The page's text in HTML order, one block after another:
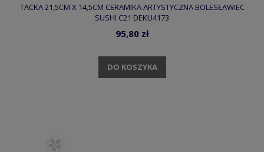
TACKA 21,5CM X 14,5CM CERAMIKA ARTYSTYCZNA BOLESŁAWIEC
SUSHI C21 DEKU4173
95,80 zł
DO KOSZYKA